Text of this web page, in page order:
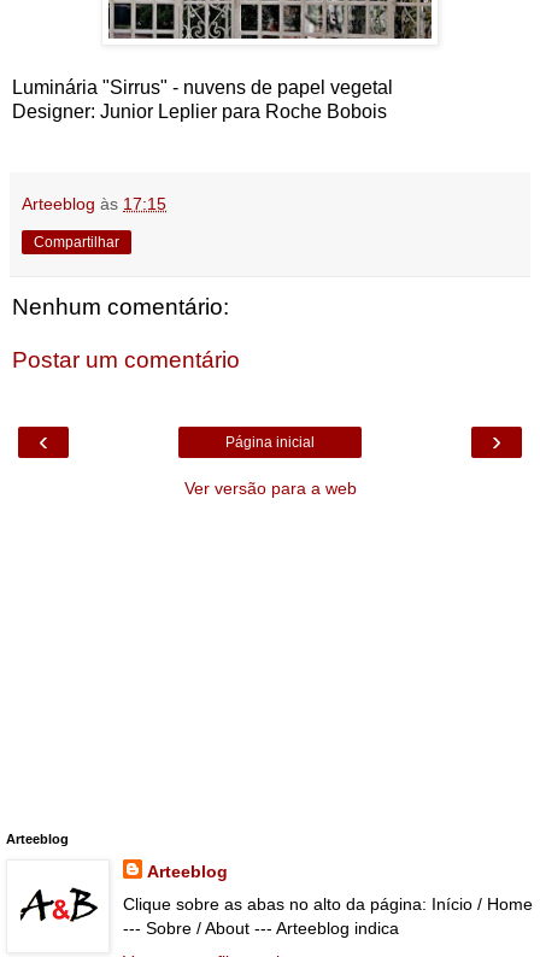
Luminária "Sirrus" - nuvens de papel vegetal
Designer: Junior Leplier para Roche Bobois
Arteeblog às 17:15
Compartilhar
Nenhum comentário:
Postar um comentário
‹ ›
Página inicial
Ver versão para a web
Arteeblog
Arteeblog
Clique sobre as abas no alto da página: Início / Home
--- Sobre / About --- Arteeblog indica